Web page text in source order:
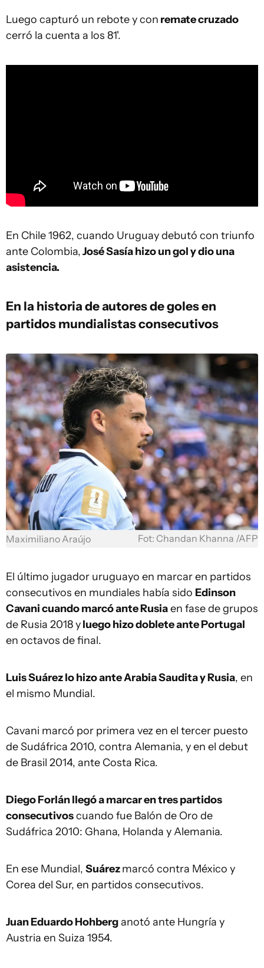
Luego capturó un rebote y con remate cruzado
cerró la cuenta a los 81'.
En Chile 1962, cuando Uruguay debutó con triunfo
ante Colombia,José Sasía hizo un gol y dio una
asistencia.
En la historia de autores de goles en
partidos mundialistas consecutivos
Maximiliano Araújo Fot: Chandan Khanna /AFP
El último jugador uruguayo en marcar en partidos
consecutivos en mundiales había sido Edinson
Cavani cuando marcó ante Rusiaen fase de grupos
de Rusia 2018 yluego hizo doblete ante Portugal
en octavos de final.
Luis Suárez lo hizo ante Arabia Saudita y Rusia, en
el mismo Mundial.
Cavani marcó por primera vez en el tercer puesto
de Sudáfrica 2010, contra Alemania, y en el debut
de Brasil 2014, ante Costa Rica.
Diego Forlán llegó a marcar en tres partidos
consecutivoscuando fue Balón de Oro de
Sudáfrica 2010: Ghana, Holanda y Alemania.
En ese Mundial, Suárezmarcó contra México y
Corea del Sur, en partidos consecutivos.
Juan Eduardo Hohberganotó ante Hungría y
Austria en Suiza 1954.